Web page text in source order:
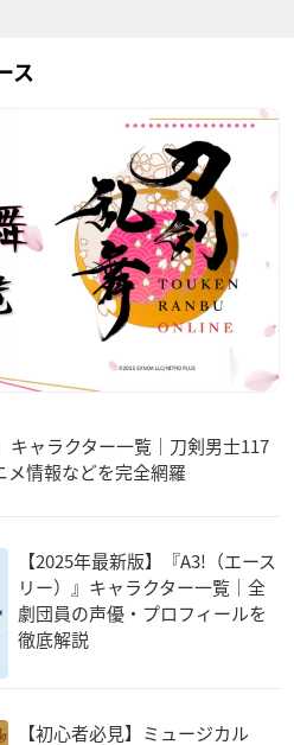
ス
キャラクター一覧｜刀剣男士117
情報などを完全網羅
【2025年最新版】『A3!（エース
リー）』キャラクター一覧｜全
劇団員の声優・プロフィールを
徹底解説
【初心者必見】ミュージカル